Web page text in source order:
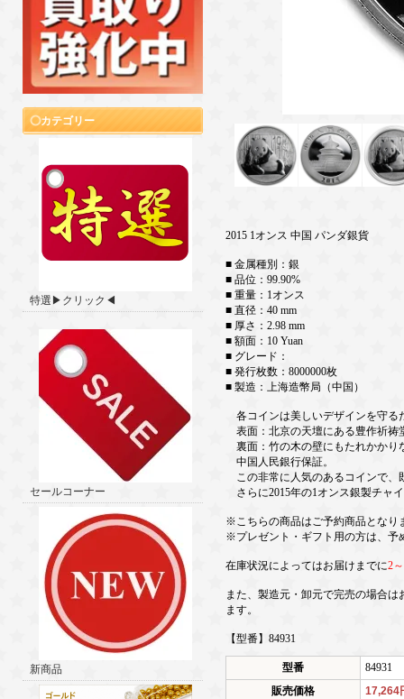
カテゴリー
特選▶クリック◀
セールコーナー
新商品
2015 1オンス 中国 パンダ銀貨
■ 金属種別：銀
■ 品位：99.90%
■ 重量：1オンス
■ 直径：40 mm
■ 厚さ：2.98 mm
■ 額面：10 Yuan
■ グレード：
■ 発行枚数：8000000枚
■ 製造：上海造幣局（中国）
各コインは美しいデザインを守る
表面：北京の天壇にある豊作祈祷
裏面：竹の木の壁にもたれかかり
中国人民銀行保証。
この非常に人気のあるコインで、
さらに2015年の1オンス銀製チャ
※こちらの商品はご予約商品となり
※プレゼント・ギフト用の方は、予
在庫状況によってはお届けまでに2
また、製造元・卸元で完売の場合
ます。
【型番】84931
型番
84931
販売価格
17,264